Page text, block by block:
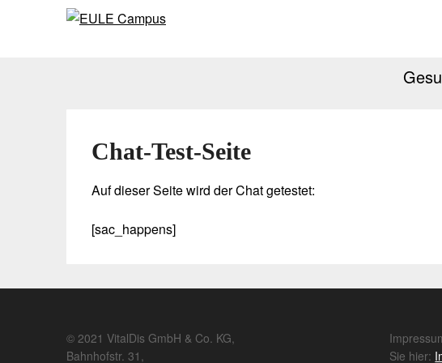
Chat-Test-Seite
Auf dieser Seite wird der Chat getestet:
[sac_happens]
© 2021 VitalDis GmbH & Co. KG,
Bahnhofstr. 31,
Sie hier: